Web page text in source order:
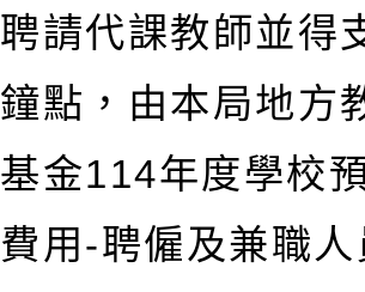
聘請代課教師並得
鐘點，由本局地方
基金114年度學校
費用-聘僱及兼職